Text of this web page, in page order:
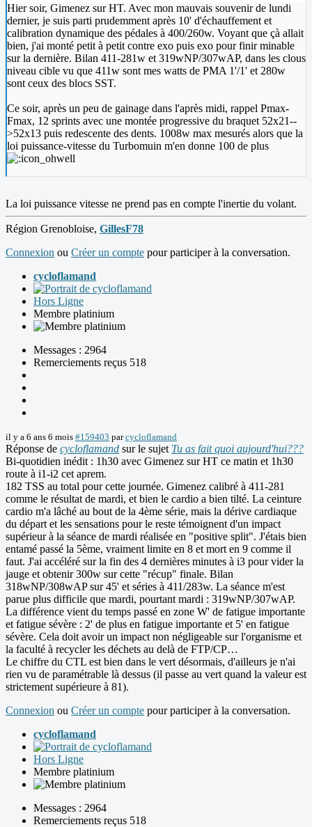
Hier soir, Gimenez sur HT. Avec mon mauvais souvenir de lundi
dernier, je suis parti prudemment après 10' d'échauffement et
calibration dynamique des pédales à 400/260w. Voyant que çà allait
bien, j'ai monté petit à petit contre exo puis exo pour finir minable
sur la dernière. Bilan 411-281w et 319wNP/307wAP, dans les clous
niveau cible vu que 411w sont mes watts de PMA 1'/1' et 280w
sont ceux des blocs SST.
Ce soir, après un peu de gainage dans l'après midi, rappel Pmax-
Fmax, 12 sprints avec une montée progressive du braquet 52x21--
>52x13 puis redescente des dents. 1008w max mesurés alors que la
loi puissance-vitesse du Turbomuin m'en donne 100 de plus
La loi puissance vitesse ne prend pas en compte l'inertie du volant.
Région Grenobloise, GillesF78
Connexion ou Créer un compte pour participer à la conversation.
cycloflamand
Hors Ligne
Membre platinium
Messages : 2964
Remerciements reçus 518
il y a 6 ans 6 mois #159403 parcycloflamand
Réponse de cycloflamand sur le sujet Tu as fait quoi aujourd'hui???
Bi-quotidien inédit : 1h30 avec Gimenez sur HT ce matin et 1h30
route à i1-i2 cet aprem.
182 TSS au total pour cette journée. Gimenez calibré à 411-281
comme le résultat de mardi, et bien le cardio a bien tilté. La ceinture
cardio m'a lâché au bout de la 4ème série, mais la dérive cardiaque
du départ et les sensations pour le reste témoignent d'un impact
supérieur à la séance de mardi réalisée en "positive split". J'étais bien
entamé passé la 5ème, vraiment limite en 8 et mort en 9 comme il
faut. J'ai accéléré sur la fin des 4 dernières minutes à i3 pour vider la
jauge et obtenir 300w sur cette "récup" finale. Bilan
318wNP/308wAP sur 45' et séries à 411/283w. La séance m'est
parue plus difficile que mardi, pourtant mardi : 319wNP/307wAP.
La différence vient du temps passé en zone W' de fatigue importante
et fatigue sévère : 2' de plus en fatigue importante et 5' en fatigue
sévère. Cela doit avoir un impact non négligeable sur l'organisme et
la faculté à recycler les déchets au delà de FTP/CP…
Le chiffre du CTL est bien dans le vert désormais, d'ailleurs je n'ai
rien vu de paramétrable là dessus (il passe au vert quand la valeur est
strictement supérieure à 81).
Connexion ou Créer un compte pour participer à la conversation.
cycloflamand
Hors Ligne
Membre platinium
Messages : 2964
Remerciements reçus 518